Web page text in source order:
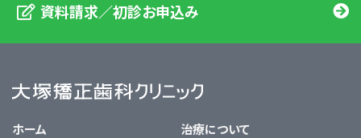
資料請求／初診お申込み
ホーム
治療について